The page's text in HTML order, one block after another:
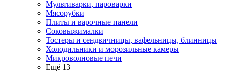
Мультиварки, пароварки
Мясорубки
Плиты и варочные панели
Соковыжималки
Тостеры и сендвичницы, вафельницы, блинницы
Холодильники и морозильные камеры
Микроволновые печи
Ещё 13